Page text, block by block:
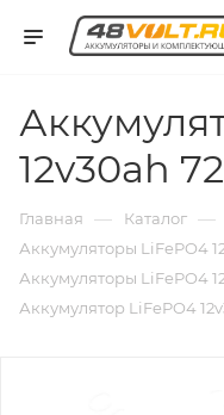
12v30ah
Главная — Каталог —
Аккумуляторы LiFePO4
Аккумуляторы LiFePO4
Аккумулятор LiFePO4